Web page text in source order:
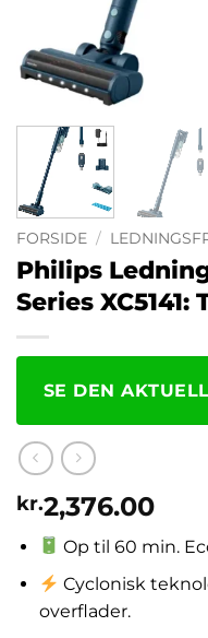
FORSIDE /
Philips
Series
SE DEN
kr.2,376.00
Op til 60 min.
Cyclonisk
overflader.